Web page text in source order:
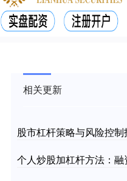
相关更新
股市杠杆策略与风险控制
个人炒股加杠杆方法：